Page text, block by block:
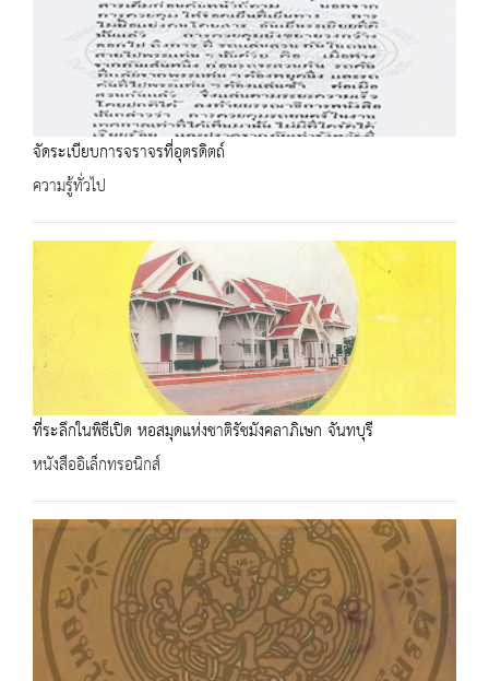
จัดระเบียบการจราจรที่อุตรดิตถ์
ความรู้ทั่วไป
ที่ระลึกในพิธีเปิด หอสมุดแห่งชาติรัชมังคลาภิเษก จันทบุรี
หนังสืออิเล็กทรอนิกส์